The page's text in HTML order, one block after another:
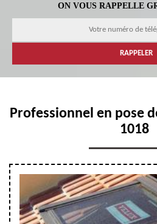
ON VOUS RAPPELLE
Professionnel en pose
1018